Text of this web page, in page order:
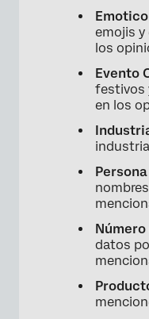
emojis
los
Evento
festivos
en los
Persona
datos